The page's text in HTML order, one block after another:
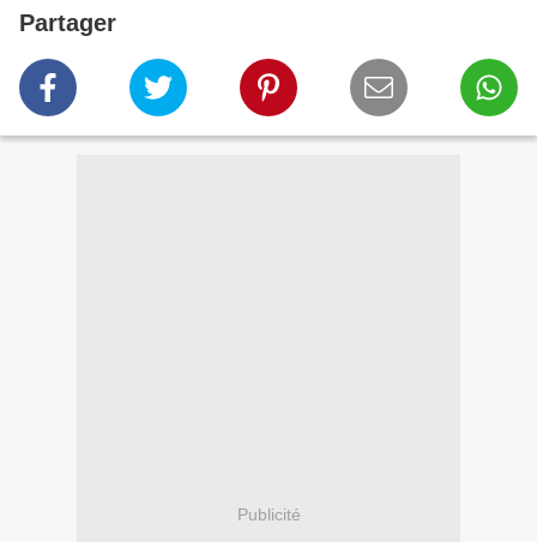
Partager
Publicité